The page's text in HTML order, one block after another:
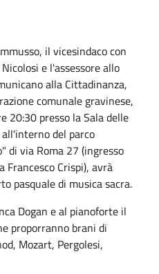
il vicesindaco con
e l'assessore allo
alla Cittadinanza,
comunale gravinese,
20:30 presso la Sala delle
del parco
di via Roma 27 (ingresso
Francesco Crispi), avrà
pasquale di musica sacra.
Dogan e al pianoforte il
proporranno brani di
Mozart, Pergolesi,